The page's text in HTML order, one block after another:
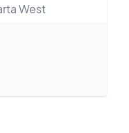
West